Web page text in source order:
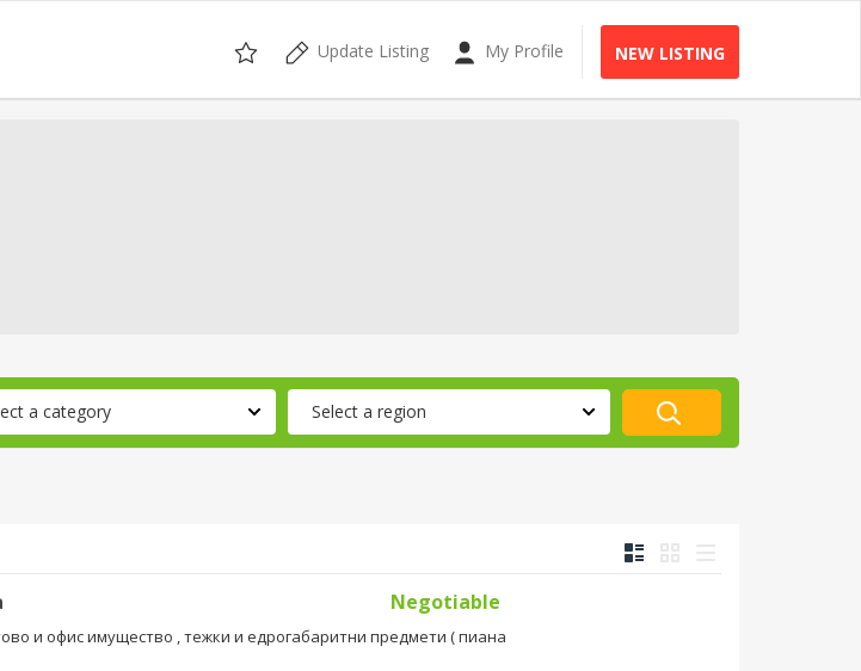
Update Listing My Profile NEW LISTING
a category Select a region
Negotiable
и офис имущество , тежки и едрогабаритни предмети ( пиана